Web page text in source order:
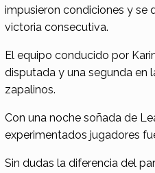
impusieron condiciones y se
victoria consecutiva.
El equipo conducido por
disputada y una segunda en
zapalinos.
Con una noche soñada de
experimentados jugadores
Sin dudas la diferencia del